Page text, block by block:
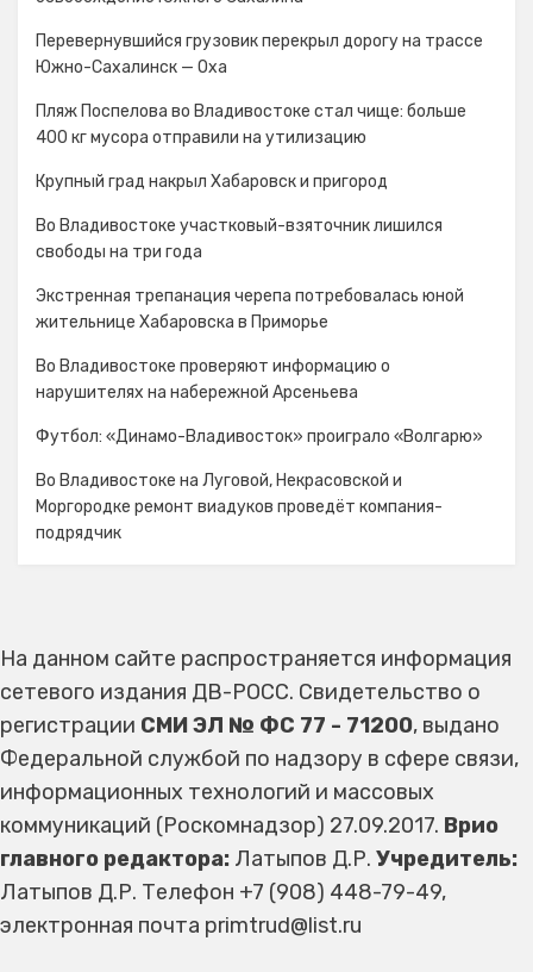
Перевернувшийся грузовик перекрыл дорогу на трассе
Южно-Сахалинск — Оха
Пляж Поспелова во Владивостоке стал чище: больше
400 кг мусора отправили на утилизацию
Крупный град накрыл Хабаровск и пригород
Во Владивостоке участковый-взяточник лишился
свободы на три года
Экстренная трепанация черепа потребовалась юной
жительнице Хабаровска в Приморье
Во Владивостоке проверяют информацию о
нарушителях на набережной Арсеньева
Футбол: «Динамо-Владивосток» проиграло «Волгарю»
Во Владивостоке на Луговой, Некрасовской и
Моргородке ремонт виадуков проведёт компания-
подрядчик
На данном сайте распространяется информация
сетевого издания ДВ-РОСС. Свидетельство о
регистрации СМИ ЭЛ № ФС 77 - 71200, выдано
Федеральной службой по надзору в сфере связи,
информационных технологий и массовых
коммуникаций (Роскомнадзор) 27.09.2017. Врио
главного редактора: Латыпов Д.Р. Учредитель:
Латыпов Д.Р. Телефон +7 (908) 448-79-49,
электронная почта primtrud@list.ru